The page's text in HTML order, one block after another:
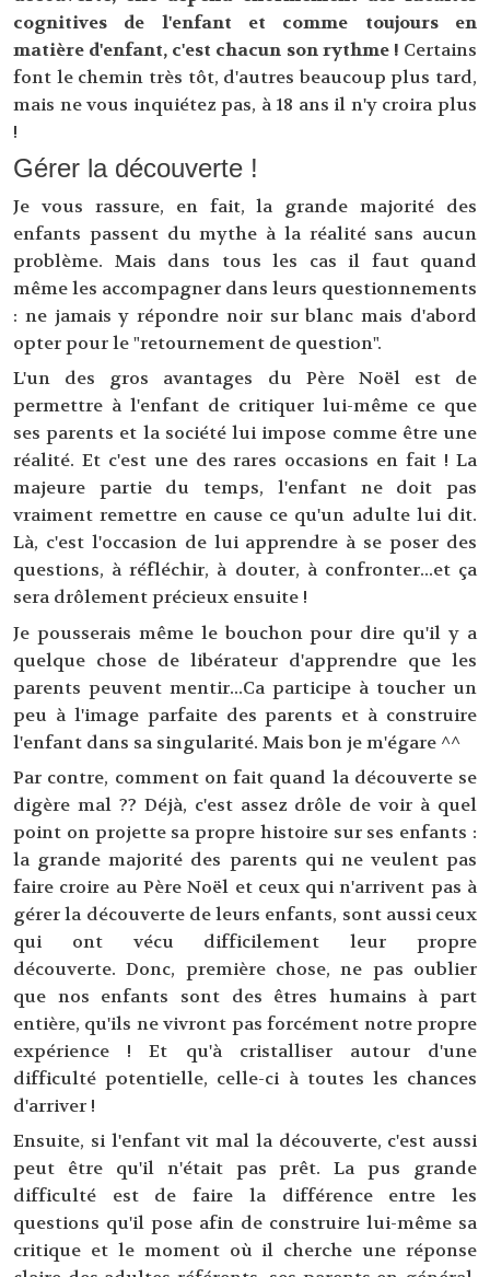
cognitives de l'enfant et comme toujours en
matière d'enfant, c'est chacun son rythme ! Certains
font le chemin très tôt, d'autres beaucoup plus tard,
mais ne vous inquiétez pas, à 18 ans il n'y croira plus
!
Gérer la découverte !
Je vous rassure, en fait, la grande majorité des
enfants passent du mythe à la réalité sans aucun
problème. Mais dans tous les cas il faut quand
même les accompagner dans leurs questionnements
: ne jamais y répondre noir sur blanc mais d'abord
opter pour le "retournement de question".
L'un des gros avantages du Père Noël est de
permettre à l'enfant de critiquer lui-même ce que
ses parents et la société lui impose comme être une
réalité. Et c'est une des rares occasions en fait ! La
majeure partie du temps, l'enfant ne doit pas
vraiment remettre en cause ce qu'un adulte lui dit.
Là, c'est l'occasion de lui apprendre à se poser des
questions, à réfléchir, à douter, à confronter...et ça
sera drôlement précieux ensuite !
Je pousserais même le bouchon pour dire qu'il y a
quelque chose de libérateur d'apprendre que les
parents peuvent mentir...Ca participe à toucher un
peu à l'image parfaite des parents et à construire
l'enfant dans sa singularité. Mais bon je m'égare ^^
Par contre, comment on fait quand la découverte se
digère mal ?? Déjà, c'est assez drôle de voir à quel
point on projette sa propre histoire sur ses enfants :
la grande majorité des parents qui ne veulent pas
faire croire au Père Noël et ceux qui n'arrivent pas à
gérer la découverte de leurs enfants, sont aussi ceux
qui ont vécu difficilement leur propre
découverte. Donc, première chose, ne pas oublier
que nos enfants sont des êtres humains à part
entière, qu'ils ne vivront pas forcément notre propre
expérience ! Et qu'à cristalliser autour d'une
difficulté potentielle, celle-ci à toutes les chances
d'arriver !
Ensuite, si l'enfant vit mal la découverte, c'est aussi
peut être qu'il n'était pas prêt. La pus grande
difficulté est de faire la différence entre les
questions qu'il pose afin de construire lui-même sa
critique et le moment où il cherche une réponse